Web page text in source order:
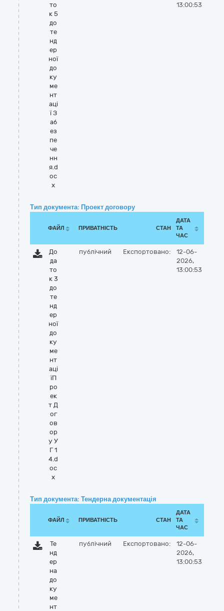
то
к 5
до
те
нд
ер
ної
до
ку
ме
нт
аці
ї З
аб
ез
пе
че
нн
я.d
oc
x
13:00:53
Тип документа: Проект договору
ФАЙЛ ПРИВАТНІСТЬ СТАН
ДАТА
ТА
ЧАС
До
да
то
к 3
до
те
нд
ер
ної
до
ку
ме
нт
аці
їП
ро
ек
т Д
ог
ов
ор
у У
Г 1
4.d
oc
x
публічний Експортовано:
12-06-
2026,
13:00:53
Тип документа: Тендерна документація
ФАЙЛ ПРИВАТНІСТЬ СТАН
ДАТА
ТА
ЧАС
Те
нд
ер
на
до
ку
ме
нт
публічний Експортовано:
12-06-
2026,
13:00:53